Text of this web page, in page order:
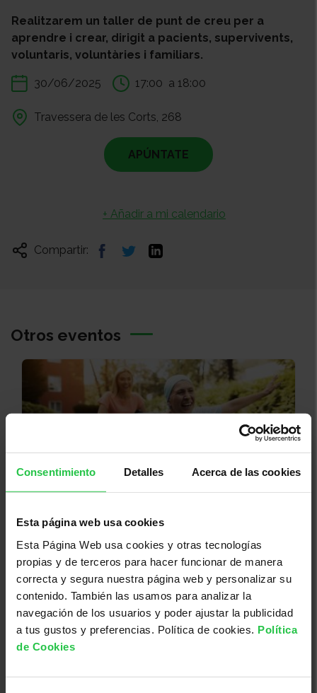
Consentimiento Detalles Acerca de las cookies
Esta página web usa cookies
Esta Página Web usa cookies y otras tecnologías
propias y de terceros para hacer funcionar de manera
correcta y segura nuestra página web y personalizar su
contenido. También las usamos para analizar la
navegación de los usuarios y poder ajustar la publicidad
a tus gustos y preferencias. Política de cookies. Política
de Cookies
Realitzarem un taller de punt de creu per a
aprendre i crear, dirigit a pacients, supervivents,
voluntaris, voluntàries i familiars.
30/06/2025 17:00 a 18:00
Travessera de les Corts, 268
APÚNTATE
+ Añadir a mi calendario
Compartir:
Otros eventos
25/08/2026
Incapacitat temporal i permanent
per treballar des d'una perspectiva
d'Oncologia